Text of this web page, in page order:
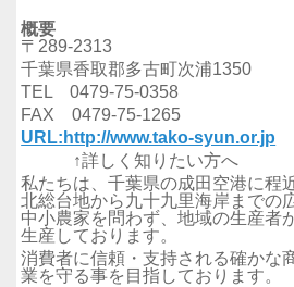
概要
〒289-2313
千葉県香取郡多古町次浦1350
TEL 0479-75-0358
FAX 0479-75-1265
URL:http://www.tako-syun.or.jp
↑詳しく知りたい方へ
私たちは、千葉県の成田空港に程
北総台地から九十九里海岸までの
中小農家を問わず、地域の生産者
生産しております。
消費者に信頼・支持される確かな
業を守る事を目指しております。